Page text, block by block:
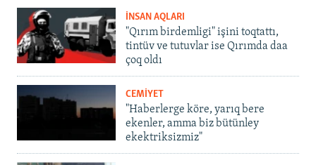
İNSAN AQLARI
"Qırım birdemligi" işini toqtattı,
tintüv ve tutuvlar ise Qırımda daa
çoq oldı
CEMİYET
"Haberlerge köre, yarıq bere
ekenler, amma biz bütünley
ekektriksizmiz"